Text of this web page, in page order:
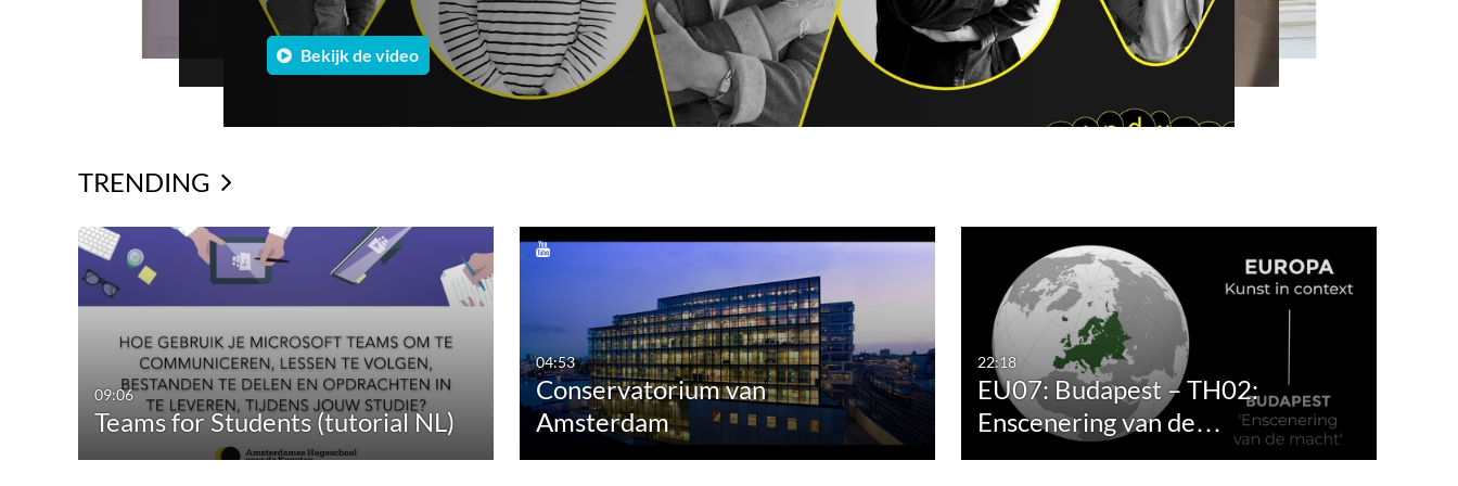
Bekijk de video
Bekijk de video
Bekijk de video
Bekijk de video
economie verbindt.
Bekijk de video
TRENDING
09:06
Teams for Students (tutorial NL)
04:53
Conservatorium van
Amsterdam
22:18
EU07: Budapest – TH02:
Enscenering van de…